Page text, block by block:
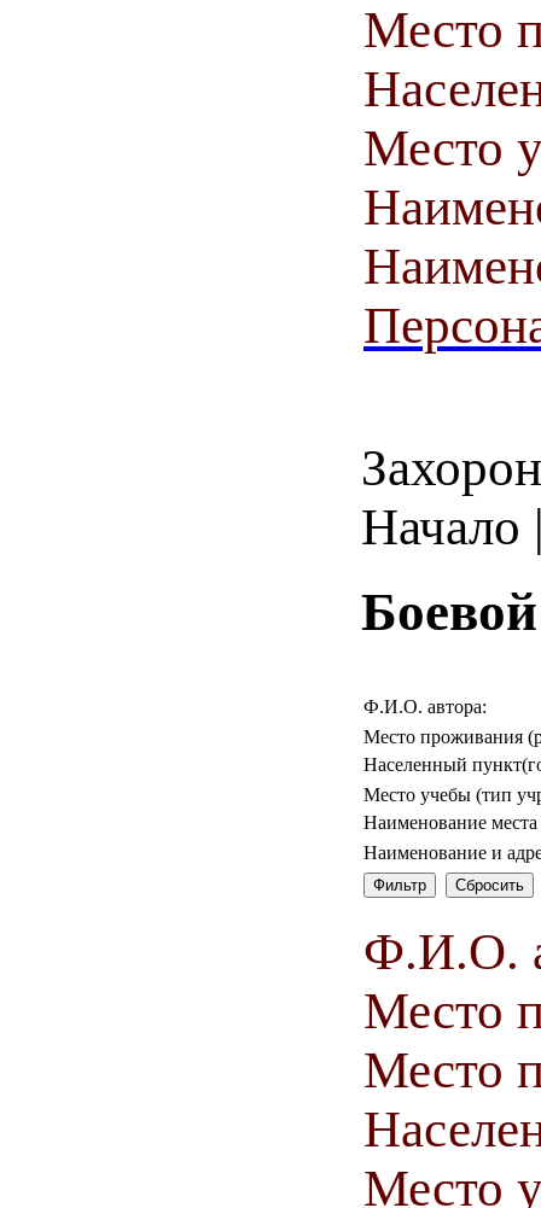
Место
Место
Ф.И.О. автора:
Место проживания
Населенный
Место учебы (тип
Наименование
Наименование и
Ф.И.О.
Место
Место
Место